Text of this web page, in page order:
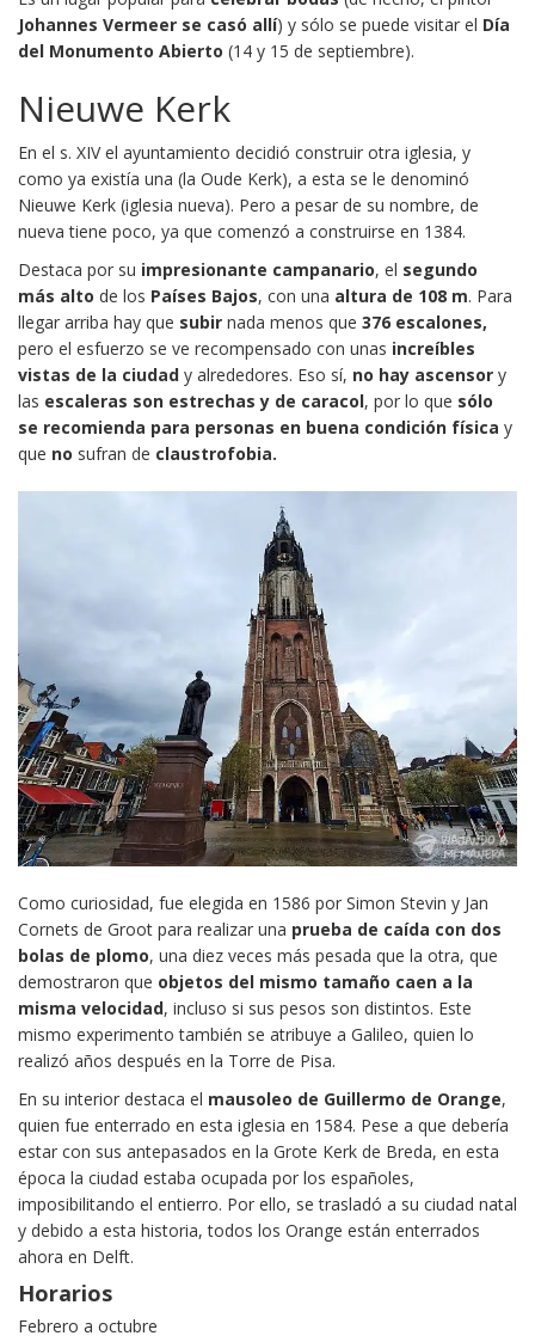
Johannes Vermeer se casó allí) y sólo se puede visitar el Día
del Monumento Abierto (14 y 15 de septiembre).
Nieuwe Kerk
En el s. XIV el ayuntamiento decidió construir otra iglesia, y
como ya existía una (la Oude Kerk), a esta se le denominó
Nieuwe Kerk (iglesia nueva). Pero a pesar de su nombre, de
nueva tiene poco, ya que comenzó a construirse en 1384.
Destaca por su impresionante campanario, el segundo
más alto de los Países Bajos, con una altura de 108 m. Para
llegar arriba hay que subir nada menos que 376 escalones,
pero el esfuerzo se ve recompensado con unas increíbles
vistas de la ciudad y alrededores. Eso sí, no hay ascensor y
las escaleras son estrechas y de caracol, por lo que sólo
se recomienda para personas en buena condición física y
que no sufran de claustrofobia.
Como curiosidad, fue elegida en 1586 por Simon Stevin y Jan
Cornets de Groot para realizar una prueba de caída con dos
bolas de plomo, una diez veces más pesada que la otra, que
demostraron que objetos del mismo tamaño caen a la
misma velocidad, incluso si sus pesos son distintos. Este
mismo experimento también se atribuye a Galileo, quien lo
realizó años después en la Torre de Pisa.
En su interior destaca el mausoleo de Guillermo de Orange,
quien fue enterrado en esta iglesia en 1584. Pese a que debería
estar con sus antepasados en la Grote Kerk de Breda, en esta
época la ciudad estaba ocupada por los españoles,
imposibilitando el entierro. Por ello, se trasladó a su ciudad natal
y debido a esta historia, todos los Orange están enterrados
ahora en Delft.
Horarios
Febrero a octubre